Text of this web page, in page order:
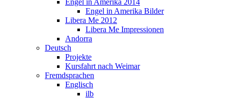
Engel in Amerika Bilder
Libera Me 2012
Libera Me Impressionen
Andorra
Deutsch
Projekte
Kursfahrt nach Weimar
Fremdsprachen
Englisch
ilb